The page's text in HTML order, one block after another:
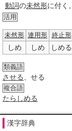
動詞の未然形に付く。
活用
未然形 連用形 終止形
しめ しめ しめる
類義語
させる 、せる
複合語
たらしめる
漢字辞典